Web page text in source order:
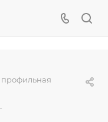
профильная